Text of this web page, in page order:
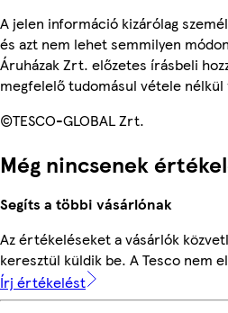
A jelen információ kizárólag
és azt nem lehet semmilyen
Áruházak Zrt. előzetes írásbeli
megfelelő tudomásul vétele nélkül
©TESCO-GLOBAL Zrt.
Még nincsenek
Segíts a többi vásárlónak
Az értékeléseket a vásárlók
keresztül küldik be. A Tesco nem
Írj értékelést